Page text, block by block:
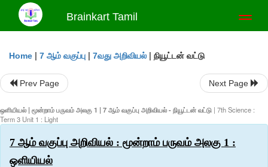
Brainkart Tamil
Home | 7 ஆம் வகுப்பு | 7வது அறிவியல் | நியூட்டன் வட்டு
Prev Page Next Page
ஒளியியல் | மூன்றாம் பருவம் அலகு 1 | 7 ஆம் வகுப்பு அறிவியல் - நியூட்டன் வட்டு | 7th Science :
Term 3 Unit 1 : Light
7 ஆம் வகுப்பு அறிவியல் : மூன்றாம் பருவம் அலகு 1 :
ஒளியியல்